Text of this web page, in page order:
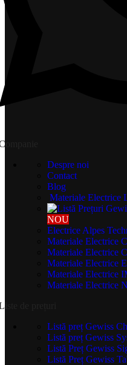
Despre noi
Contact
Blog
Materiale Electrice
NOU
Electrice Alpes
Materiale Electrice
Materiale Electrice
Materiale Electrice
Materiale Electrice
Materiale Electrice
de prețuri
Listă preț Gewiss
Listă preț Gewiss
Listă Preț Gewiss
Listă Preț Gewiss